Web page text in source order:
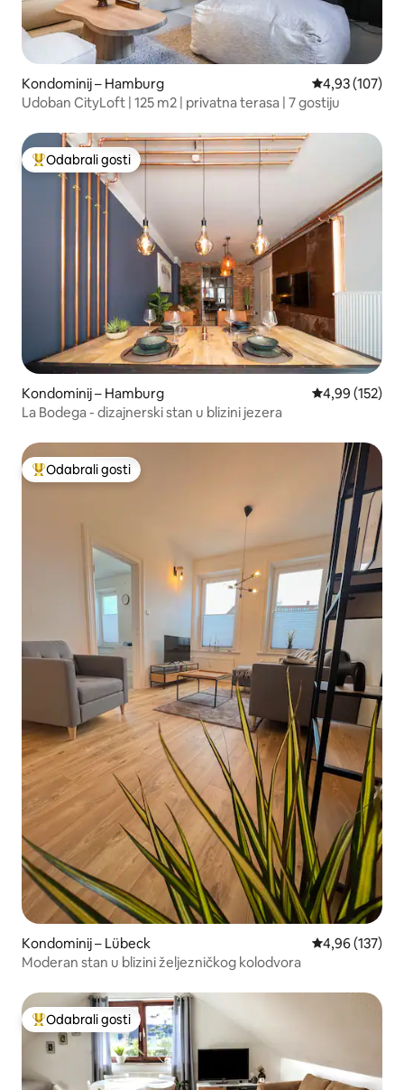
Kondominij – Hamburg Prosječna
4,93 (107)
Udoban CityLoft | 125 m2 | privatna terasa | 7 gostiju
Među najviše rangiranima s oznakom „Odabrali gosti”
Odabrali gosti
Kondominij – Hamburg Prosječna
4,99 (152)
La Bodega - dizajnerski stan u blizini jezera
Među najviše rangiranima s oznakom „Odabrali gosti”
Odabrali gosti
Kondominij – Lübeck Prosječna
4,96 (137)
Moderan stan u blizini željezničkog kolodvora
Među najviše rangiranima s oznakom „Odabrali gosti”
Odabrali gosti